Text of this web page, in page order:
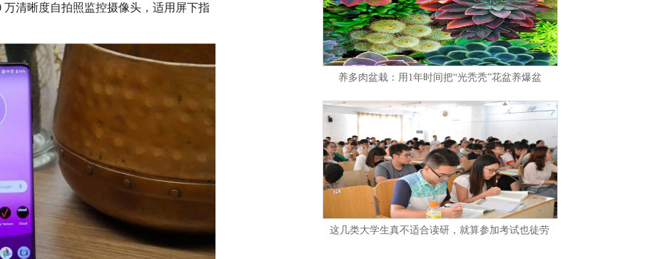
清晰度自拍照监控摄像头，适用屏下指
养多肉盆栽：用1年时间把“光秃秃”花盆养爆盆
这几类大学生真不适合读研，就算参加考试也徒劳